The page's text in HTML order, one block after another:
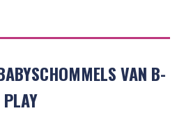
VAN B-
PLAY